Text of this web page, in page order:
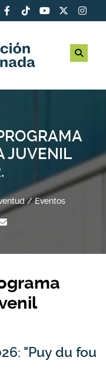
JUVENIL
Eventos
"Puy du fou